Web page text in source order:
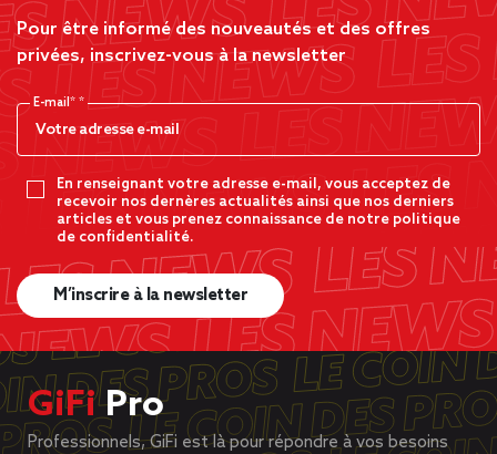
Pour être informé des nouveautés et des offres
privées, inscrivez-vous à la newsletter
E-mail*
En renseignant votre adresse e-mail, vous acceptez de
recevoir nos dernères actualités ainsi que nos derniers
articles et vous prenez connaissance de notre politique
de confidentialité.
M’inscrire à la newsletter
GiFiPro
Professionnels, GiFi est là pour répondre à vos besoins